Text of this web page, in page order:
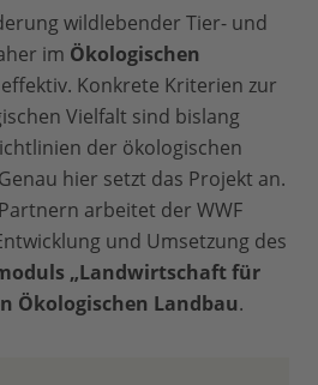
wildlebender Tier- und
im Ökologischen
Konkrete Kriterien zur
Vielfalt sind bislang
der ökologischen
hier setzt das Projekt an.
arbeitet der WWF
und Umsetzung des
„Landwirtschaft für
Ökologischen Landbau.